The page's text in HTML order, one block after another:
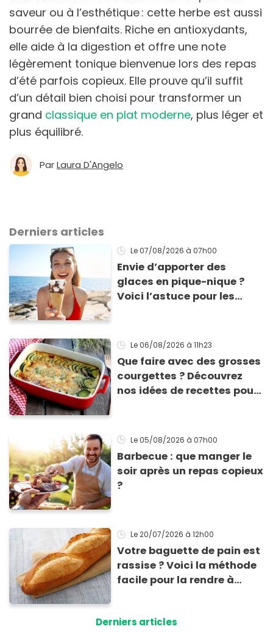
saveur ou à l’esthétique : cette herbe est aussi
bourrée de bienfaits. Riche en antioxydants,
elle aide à la digestion et offre une note
légèrement tonique bienvenue lors des repas
d’été parfois copieux. Elle prouve qu’il suffit
d’un détail bien choisi pour transformer un
grand classique en plat moderne, plus léger et
plus équilibré.
ParLaura D'Angelo
Derniers articles
Le 07/08/2026 à 07h00
Envie d’apporter des
glaces en pique-nique ?
Voici l’astuce pour les
ne fondent !
Le 06/08/2026 à 11h23
Que faire avec des grosses
courgettes ? Découvrez
nos idées de recettes pour
Le 05/08/2026 à 07h00
Barbecue : que manger le
soir après un repas copieux
?
Le 20/07/2026 à 12h00
Votre baguette de pain est
rassise ? Voici la méthode
facile pour la rendre à
Derniers articles